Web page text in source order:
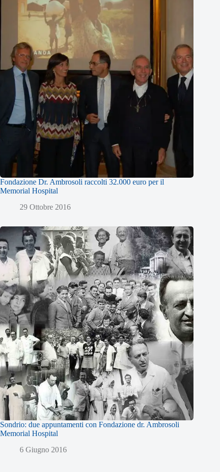
Fondazione Dr. Ambrosoli raccolti 32.000 euro per il
Memorial Hospital
29 Ottobre 2016
Sondrio: due appuntamenti con Fondazione dr. Ambrosoli
Memorial Hospital
6 Giugno 2016